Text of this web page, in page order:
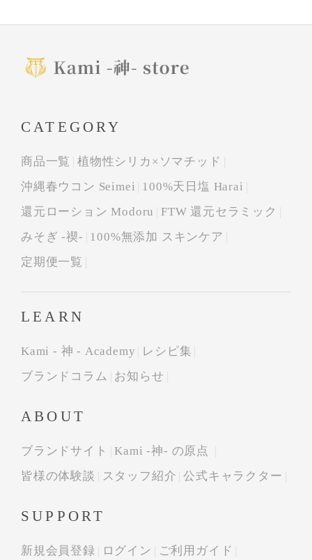
CATEGORY
商品一覧
植物性シリカ×ソマチッド
沖縄春ウコン Seimei
100%天日塩 Harai
還元ローション Modoru
FTW 還元セラミック
みそぎ -禊-
100%無添加 スキンケア
定期便一覧
LEARN
Kami - 神 - Academy
レシピ集
ブランドコラム
お知らせ
ABOUT
ブランドサイト
Kami -神- の原点
皆様の体験談
スタッフ紹介 公式キャラクター
SUPPORT
新規会員登録 ログイン ご利用ガイド